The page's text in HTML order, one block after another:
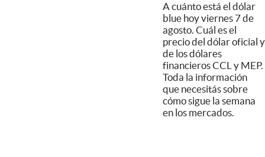
A cuánto está el dólar
blue hoy viernes 7 de
agosto. Cuál es el
precio del dólar oficial y
de los dólares
financieros CCL y MEP.
Toda la información
que necesitás sobre
cómo sigue la semana
en los mercados.